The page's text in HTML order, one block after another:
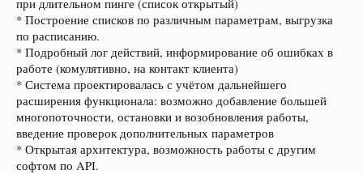
при длительном пинге (список открытый)
* Построение списков по различным параметрам, выгрузка
по расписанию.
* Подробный лог действий, информирование об ошибках в
работе (комулятивно, на контакт клиента)
* Система проектировалась с учётом дальнейшего
расширения функционала: возможно добавление большей
многопоточности, остановки и возобновления работы,
введение проверок дополнительных параметров
* Открытая архитектура, возможность работы с другим
софтом по API.